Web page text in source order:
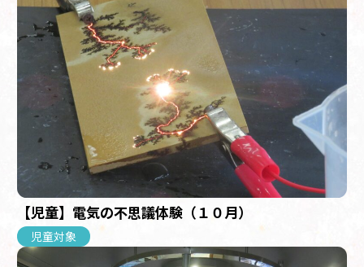
【児童】電気の不思議体験（１０月）
児童対象